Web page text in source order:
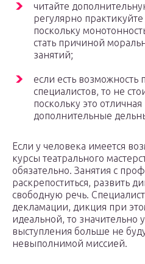
читайте
регулярно
поскольку
стать причиной
занятий;
если есть возможность
специалистов, то не
поскольку это
дополнительные
Если у человека имеется
курсы театрального
обязательно. Занятия с
раскрепоститься, развить
свободную речь.
декламации, дикция при
идеальной, то значительно
выступления больше не
невыполнимой миссией.